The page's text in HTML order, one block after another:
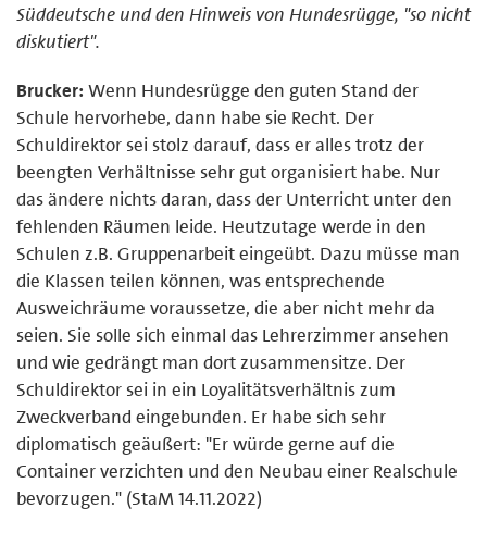
Süddeutsche und den Hinweis von Hundesrügge, "so nicht
diskutiert".
Brucker: Wenn Hundesrügge den guten Stand der
Schule hervorhebe, dann habe sie Recht. Der
Schuldirektor sei stolz darauf, dass er alles trotz der
beengten Verhältnisse sehr gut organisiert habe. Nur
das ändere nichts daran, dass der Unterricht unter den
fehlenden Räumen leide. Heutzutage werde in den
Schulen z.B. Gruppenarbeit eingeübt. Dazu müsse man
die Klassen teilen können, was entsprechende
Ausweichräume voraussetze, die aber nicht mehr da
seien. Sie solle sich einmal das Lehrerzimmer ansehen
und wie gedrängt man dort zusammensitze. Der
Schuldirektor sei in ein Loyalitätsverhältnis zum
Zweckverband eingebunden. Er habe sich sehr
diplomatisch geäußert: "Er würde gerne auf die
Container verzichten und den Neubau einer Realschule
bevorzugen." (StaM 14.11.2022)